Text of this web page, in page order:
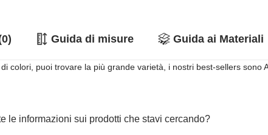
Guida di misure Guida ai Materiali
colori, puoi trovare la più grande varietà, i nostri best-sellers sono
le informazioni sui prodotti che stavi cercando?